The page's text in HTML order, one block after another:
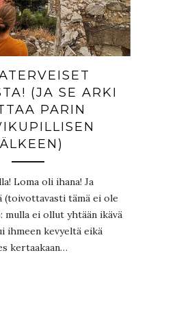
(JA SE ARKI
PARIN
Loma oli ihana! Ja
(toivottavasti tämä ei ole
mulla ei ollut yhtään ikävä
ihmeen kevyeltä eikä
kertaakaan…